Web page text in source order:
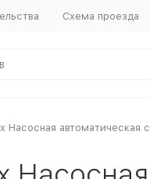
Схема проезда
Насосная автоматическая